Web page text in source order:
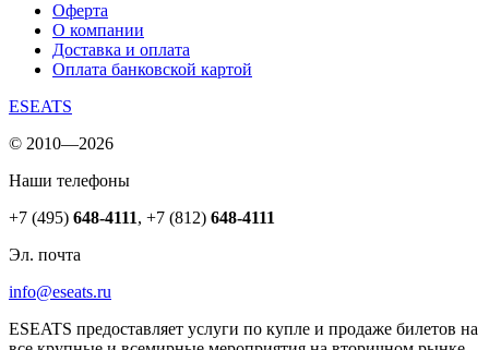
Оферта
О компании
Доставка и оплата
Оплата банковской картой
ESEATS
© 2010—2026
Наши телефоны
+7 (495) 648-4111, +7 (812) 648-4111
Эл. почта
info@eseats.ru
ESEATS предоставляет услуги по купле и продаже билетов на